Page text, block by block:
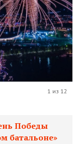
1 из 12
Победы
батальоне»